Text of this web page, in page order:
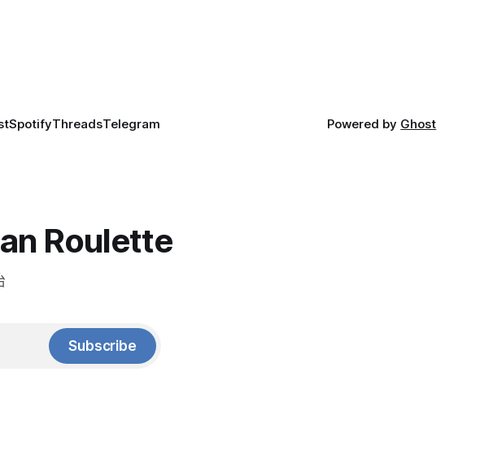
SpotifyThreadsTelegram Powered by Ghost
Roulette
Subscribe